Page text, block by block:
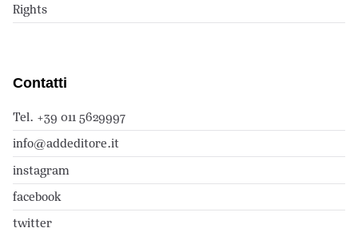
Rights
Contatti
Tel. +39 011 5629997
info@addeditore.it
instagram
facebook
twitter